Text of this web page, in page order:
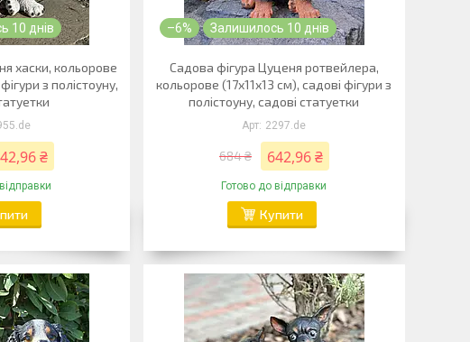
10 днів
хаски, кольорове
з полістоуну,
₴
–6% Залишилось 10 днів
Садова фігура Цуценя ротвейлера,
кольорове (17х11х13 см), садові фігури з
полістоуну, садові статуетки
2297.de
684 ₴ 642,96 ₴
Готово до відправки
Купити